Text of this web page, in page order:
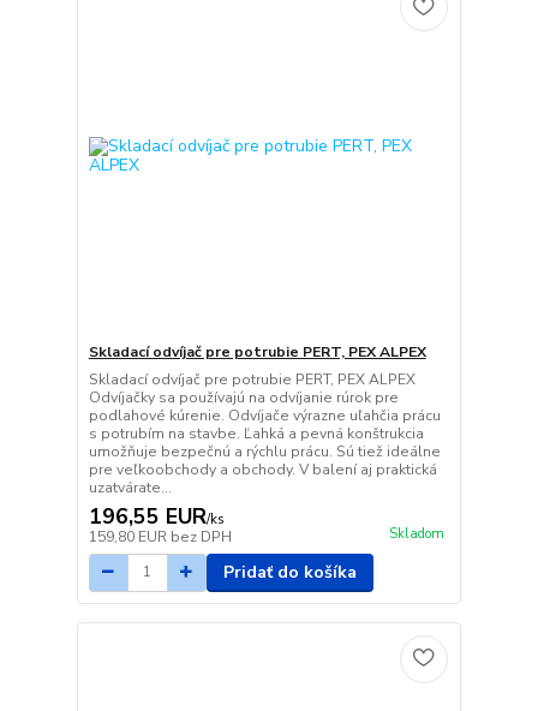
Skladací odvíjač pre potrubie PERT, PEX ALPEX
Skladací odvíjač pre potrubie PERT, PEX ALPEX
Odvíjačky sa používajú na odvíjanie rúrok pre
podlahové kúrenie. Odvíjače výrazne uľahčia prácu
s potrubím na stavbe. Ľahká a pevná konštrukcia
umožňuje bezpečnú a rýchlu prácu. Sú tiež ideálne
pre veľkoobchody a obchody. V balení aj praktická
uzatvárate...
196,55 EUR/ks
159,80 EUR bez DPH Skladom
Pridať do košíka